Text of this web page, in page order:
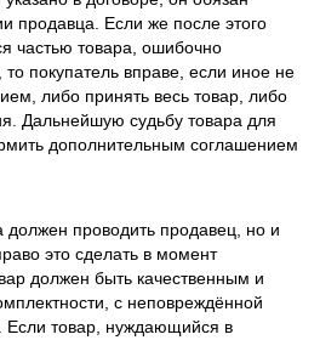
продавца. Если же после этого
частью товара, ошибочно
покупатель вправе, если иное не
либо принять весь товар, либо
Дальнейшую судьбу товара для
дополнительным соглашением
должен проводить продавец, но и
это сделать в момент
должен быть качественным и
с неповреждённой
Если товар, нуждающийся в